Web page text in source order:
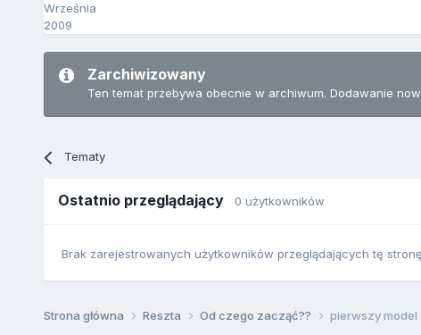
Września
2009
Zarchiwizowany
Ten temat przebywa obecnie w archiwum. Dodawanie
Tematy
Ostatnio przeglądający 0 użytkowników
Brak zarejestrowanych użytkowników przeglądających tę
Strona główna Reszta Od czego zacząć?? pierwszy model